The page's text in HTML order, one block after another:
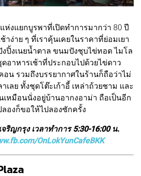
ห่งแยกบูรพาที่เปิดทำการมากว่า 80 ปี
าง่าย ๆ ที่เราคุ้นเคยในราคาที่ย่อมเยา
ปิ้งเนยน้ำตาล ขนมปังชุบไข่ทอด ไมโล
อาหารเช้าที่ประกอบไปด้วยไข่ดาว
อน รวมถึงบรรยากาศในร้านก็ถือว่าไม่
เลย ทั้งชุดโต๊ะเก้าอี้ เหล่าถ้วยชาม และ
เหมือนนั่งอยู่บ้านอากงอาม่า ถือเป็นอีก
ลองก็ขอให้ไปลองซักครั้ง
ริญกรุง เวลาทำการ 5:30-16:00 น.
OnLokYunCafeBKK